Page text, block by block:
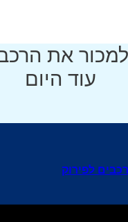
למכור את
עוד היום